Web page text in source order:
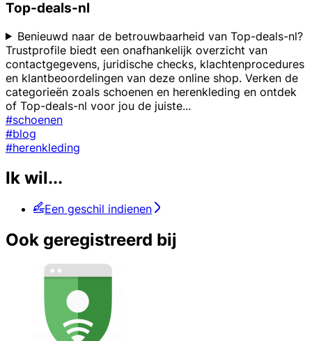
Top-deals-nl
Benieuwd naar de betrouwbaarheid van Top-deals-nl?
Trustprofile biedt een onafhankelijk overzicht van
contactgegevens, juridische checks, klachtenprocedures
en klantbeoordelingen van deze online shop. Verken de
categorieën zoals schoenen en herenkleding en ontdek
of Top-deals-nl voor jou de juiste...
#schoenen
#blog
#herenkleding
Ik wil...
Een geschil indienen
Ook geregistreerd bij